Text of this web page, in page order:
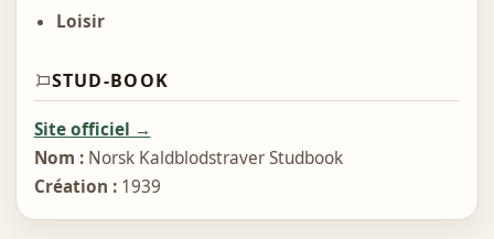
Loisir
STUD-BOOK
Site officiel →
Nom :Norsk Kaldblodstraver Studbook
Création :1939